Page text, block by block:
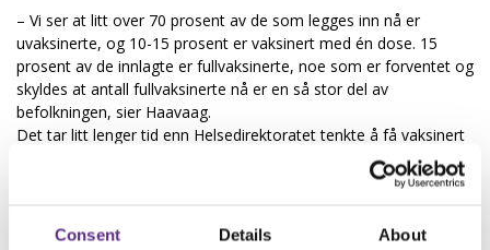
Consent Details About
– Vi ser at litt over 70 prosent av de som legges inn nå er
uvaksinerte, og 10-15 prosent er vaksinert med én dose. 15
prosent av de innlagte er fullvaksinerte, noe som er forventet og
skyldes at antall fullvaksinerte nå er en så stor del av
befolkningen, sier Haavaag.
Det tar litt lenger tid enn Helsedirektoratet tenkte å få vaksinert
– Å ta begge doser er viktig for smitteutbredelsen, sier Haavaag.
unge voksne og tenåringene.